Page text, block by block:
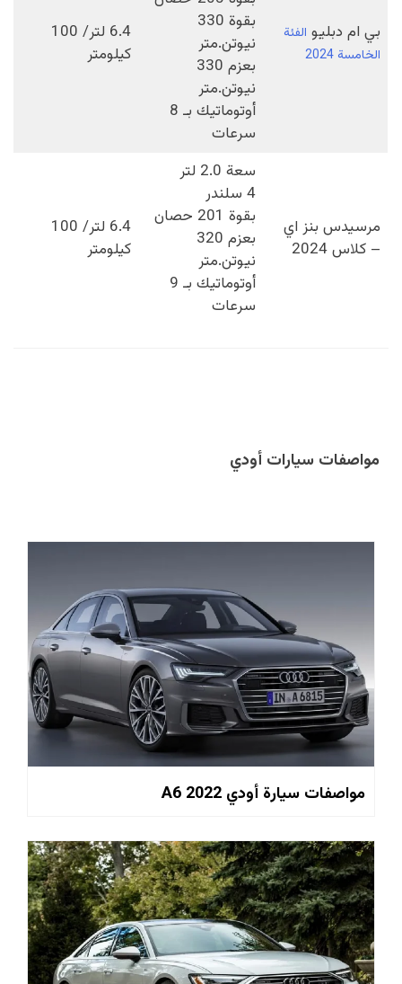
بي ام دبليو الفئة
الخامسة 2024
بقوة 330
نيوتن.متر
بعزم 330
نيوتن.متر
أوتوماتيك بـ 8
سرعات
6.4 لتر/ 100
كيلومتر
مرسيدس بنز اي
– كلاس 2024
سعة 2.0 لتر
4 سلندر
بقوة 201 حصان
بعزم 320
نيوتن.متر
أوتوماتيك بـ 9
سرعات
6.4 لتر/ 100
كيلومتر
مواصفات سيارات أودي
مواصفات سيارة أودي A6 2022